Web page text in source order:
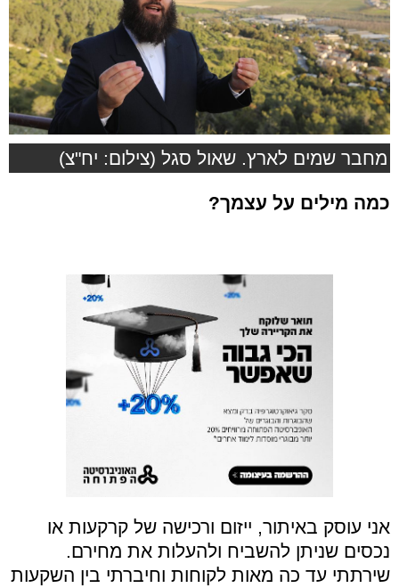
מחבר שמים לארץ. שאול סגל (צילום: יח"צ)
כמה מילים על עצמך?
אני עוסק באיתור, ייזום ורכישה של קרקעות או
נכסים שניתן להשביח ולהעלות את מחירם.
שירתתי עד כה מאות לקוחות וחיברתי בין השקעות